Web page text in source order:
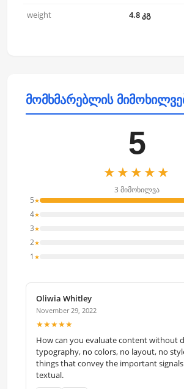
weight
4.8 კგ
მომხმარებლის
5
★★★★★
3 მიმოხილვა
5★
4★
3★
2★
1 ★
Oliwia Whitley
November 29, 2022
★★★★★
How can you evaluate content without
typography, no colors, no layout, no
things that convey the important
textual.